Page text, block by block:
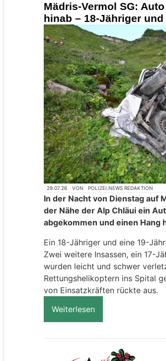
Mädris-Vermol SG:
hinab – 18-Jähriger
29.07.26 VON POLIZEI.NEWS REDAKTION
In der Nacht von Dienstag auf
der Nähe der Alp Chläui ein
abgekommen und einen Hang
Ein 18-Jähriger und eine 19-
Zwei weitere Insassen, ein 17-
wurden leicht und schwer
Rettungshelikoptern ins Spital
von Einsatzkräften rückte aus.
Weiterlesen